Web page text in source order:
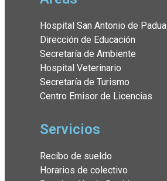
Hospital San Antonio de Padua
Dirección de Educación
Secretaría de Ambiente
Hospital Veterinario
Secretaría de Turismo
Centro Emisor de Licencias
Servicios
Recibo de sueldo
Horarios de colectivo